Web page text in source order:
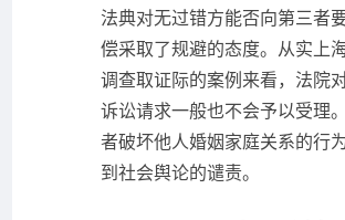
法典对无过错方能否向第三者
偿采取了规避的态度。从实上
调查取证际的案例来看，法院
诉讼请求一般也不会予以受理
者破坏他人婚姻家庭关系的行
到社会舆论的谴责。